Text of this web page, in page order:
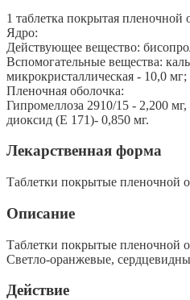
1 таблетка покрытая пленочной
Ядро:
Действующее вещество:
Вспомогательные вещества:
микрокристаллическая - 10,0
Пленочная оболочка:
Гипромеллоза 2910/15 - 2,200
диоксид (Е 171)- 0,850 мг.
Лекарственная форма
Таблетки покрытые пленочной
Описание
Таблетки покрытые пленочной
Светло-оранжевые,
Действие